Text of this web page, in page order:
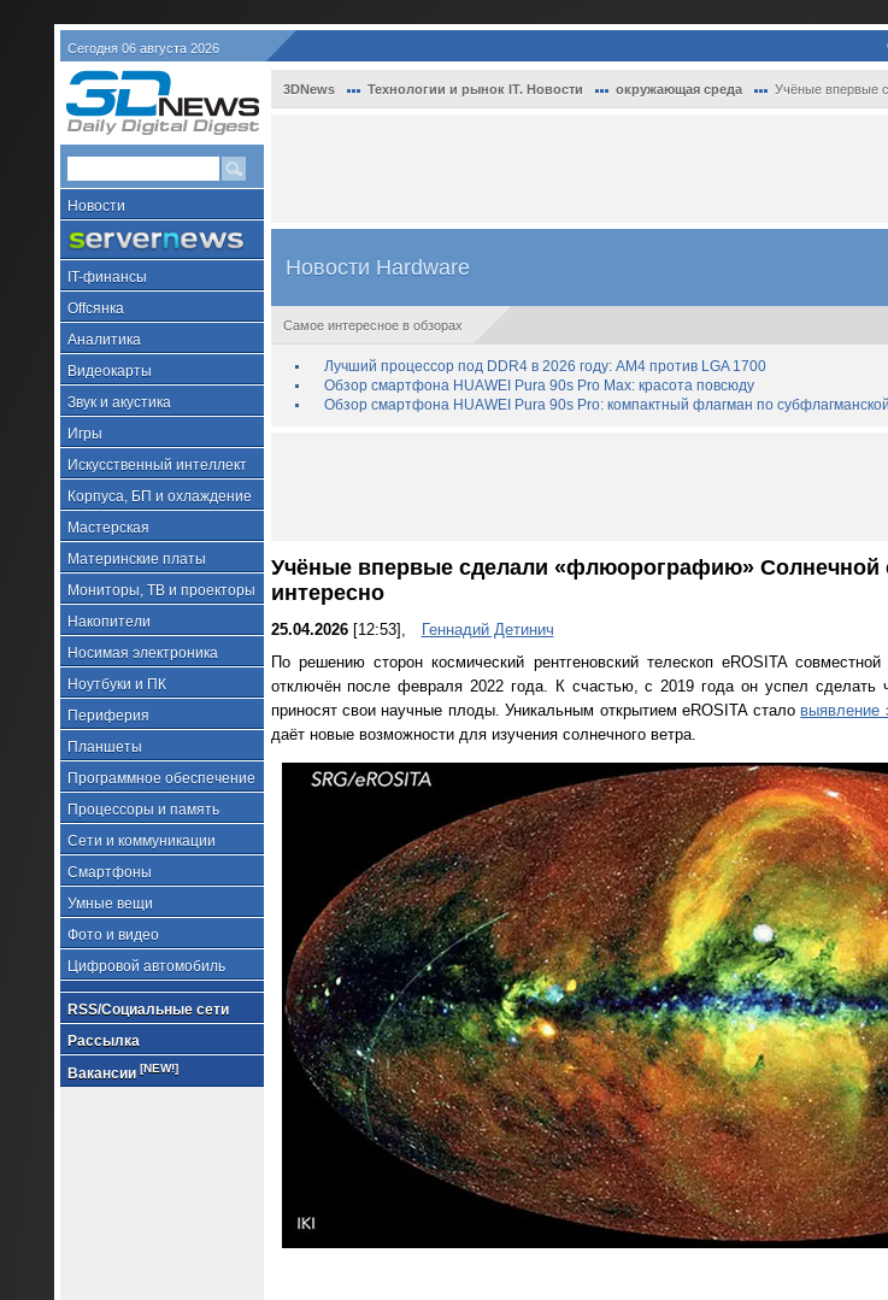
Сегодня 06 августа 2026
Новости
IT-финансы
Offсянка
Аналитика
Видеокарты
Звук и акустика
Игры
Искусственный интеллект
Корпуса, БП и охлаждение
Мастерская
Материнские платы
Мониторы, ТВ и проекторы
Накопители
Носимая электроника
Ноутбуки и ПК
Периферия
Планшеты
Программное обеспечение
Процессоры и память
Сети и коммуникации
Смартфоны
Умные вещи
Фото и видео
Цифровой автомобиль
RSS/Социальные сети
Рассылка
Вакансии [NEW!]
3DNews Технологии и рынок IT. Новости окружающая среда Учёные впервые
Новости Hardware
Самое интересное в обзорах
Лучший процессор под DDR4 в 2026 году: AM4 против LGA 1700
Обзор смартфона HUAWEI Pura 90s Pro Max: красота повсюду
Обзор смартфона HUAWEI Pura 90s Pro: компактный флагман по
Учёные впервые сделали «флюорографию»
интересно
25.04.2026[12:53],
Геннадий Детинич
По решению сторон космический рентгеновский телескоп eROSITA
отключён после февраля 2022 года. К счастью, с 2019 года он успел сделать
приносят свои научные плоды. Уникальным открытием eROSITA стало выявление
даёт новые возможности для изучения солнечного ветра.